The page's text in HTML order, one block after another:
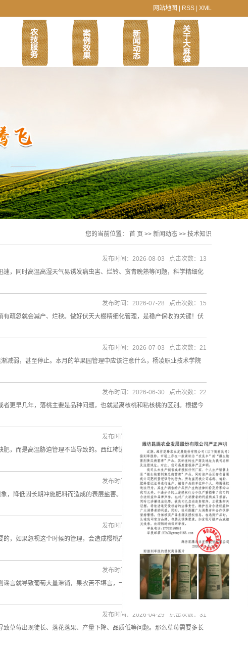
网站地图 RSS XML
您的当前位置： 首 页 >> 新闻动态 >> 技术知识
，同时高温高湿天气易诱发病虫害、烂铃、贪青晚熟等问题，科学精细化
发布时间：2026-08-03 点击次数：13
疏忽就会减产、烂秧。做好伏天大棚精细化管理，是稳产保收的关键！伏
发布时间：2026-07-28 点击次数：15
减弱，甚至停止。本月的苹果园管理中应该注意什么，杨凌职业技术学院
发布时间：2026-07-03 点击次数：21
更早几年，落桃主要是品种问题，也就是离核桃和粘核桃的区别。根据今
发布时间：2026-06-30 点击次数：22
，而是高温胁迫管理不当导致的。西红柿适宜生长温度为25–28℃，白天
发布时间：2026-06-03 点击次数：42
，降低因长期冲施肥料而造成的表层盐害。2、株下灌根培土茄果类蔬菜常
发布时间：2026-05-29 点击次数：35
，如果忽视这个时候的管理，会造成樱桃产量低且不稳。那么大樱桃摘果
发布时间：2026-05-19 点击次数：25
言就导致葡萄大量滞销，果农苦不堪言，一肚子苦水没处说。这些不切实
发布时间：2026-05-10 点击次数：24
草莓出现徒长、落花落果、产量下降、品质低等问题。那么草莓需要多长
发布时间：2026-04-29 点击次数：31